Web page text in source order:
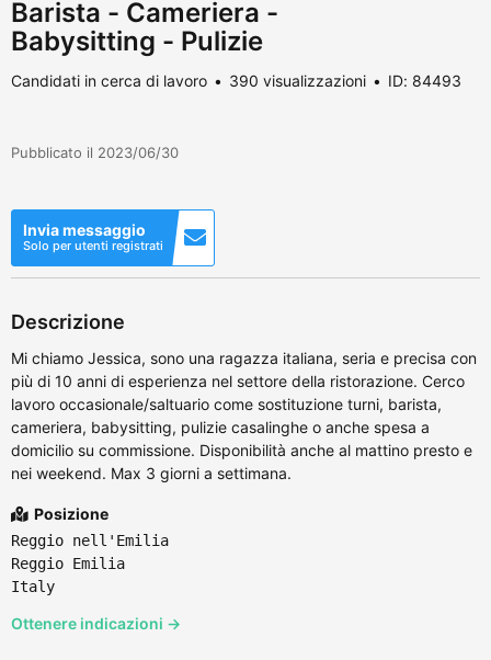
Barista - Cameriera -
Babysitting - Pulizie
Candidati in cerca di lavoro 390 visualizzazioni ID: 84493
Pubblicato il 2023/06/30
Invia messaggio
Solo per utenti registrati
Descrizione
Mi chiamo Jessica, sono una ragazza italiana, seria e precisa con
più di 10 anni di esperienza nel settore della ristorazione. Cerco
lavoro occasionale/saltuario come sostituzione turni, barista,
cameriera, babysitting, pulizie casalinghe o anche spesa a
domicilio su commissione. Disponibilità anche al mattino presto e
nei weekend. Max 3 giorni a settimana.
Posizione
Reggio nell'Emilia
Reggio Emilia
Italy
Ottenere indicazioni →